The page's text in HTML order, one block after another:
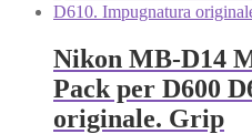
Nikon MB-D14
Pack per D600
originale. Grip